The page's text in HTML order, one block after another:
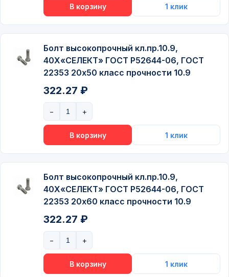
Болт высокопрочный кл.пр.10.9,
40Х«СЕЛЕКТ» ГОСТ P52644-06, ГОСТ
22353 20х50 класс прочности 10.9
322.27 ₽
Болт высокопрочный кл.пр.10.9,
40Х«СЕЛЕКТ» ГОСТ P52644-06, ГОСТ
22353 20х60 класс прочности 10.9
322.27 ₽